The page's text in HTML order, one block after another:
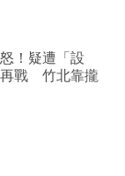
！疑遭「設
再戰 竹北靠攏